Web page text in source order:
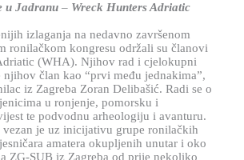
u Jadranu – Wreck Hunters Adriatic
izlaganja na nedavno završenom
ronilačkom kongresu održali su članovi
(WHA). Njihov rad i cjelokupni
njihov član kao “prvi među jednakima”,
iz Zagreba Zoran Delibašić. Radi se o
u ronjenje, pomorsku i
te podvodnu arheologiju i avanturu.
je uz inicijativu grupe ronilačkih
amatera okupljenih unutar i oko
ZG-SUB iz Zagreba od prije nekoliko